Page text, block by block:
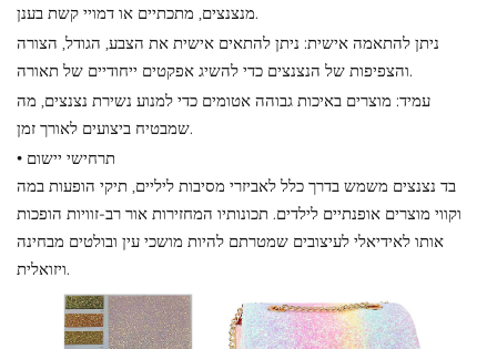
מנצנצים, מתכתיים או דמויי קשת בענן.
ניתן להתאמה אישית: ניתן להתאים אישית את הצבע, הגודל, הצורה
והצפיפות של הנצנצים כדי להשיג אפקטים ייחודיים של תאורה.
עמיד: מוצרים באיכות גבוהה אטומים כדי למנוע נשירת נצנצים, מה
שמבטיח ביצועים לאורך זמן.
• תרחישי יישום
בד נצנצים משמש בדרך כלל לאביזרי מסיבות ליליים, תיקי הופעות במה
וקווי מוצרים אופנתיים לילדים. תכונותיו המחזירות אור רב-זוויות הופכות
אותו לאידיאלי לעיצובים שמטרתם להיות מושכי עין ובולטים מבחינה
ויזואלית.